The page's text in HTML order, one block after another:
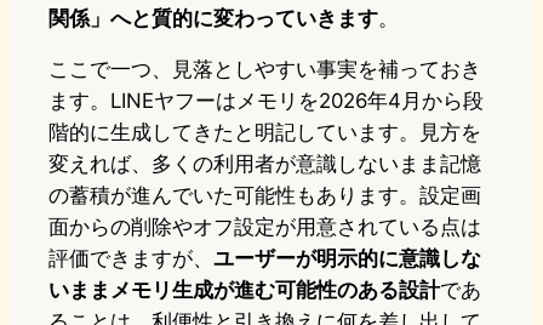
関係」へと質的に変わっていきます。
ここで一つ、見落としやすい事実を補っておき
ます。LINEヤフーはメモリを2026年4月から段
階的に生成してきたと明記しています。見方を
変えれば、多くの利用者が意識しないまま記憶
の蓄積が進んでいた可能性もあります。設定画
面からの削除やオフ設定が用意されている点は
評価できますが、 ユーザーが明示的に意識しな
いままメモリ生成が進む可能性のある設計であ